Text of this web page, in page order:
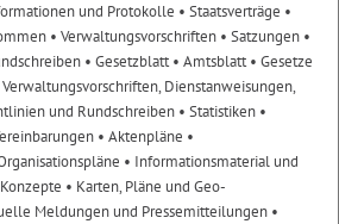
und Protokolle • Staatsverträge •
• Verwaltungsvorschriften • Satzungen •
• Gesetzblatt• Amtsblatt• Gesetze
Verwaltungsvorschriften, Dienstanweisungen,
und Rundschreiben • Statistiken •
• Aktenpläne •
• Informationsmaterial und
• Karten, Pläne und Geo-
Meldungen und Pressemitteilungen •